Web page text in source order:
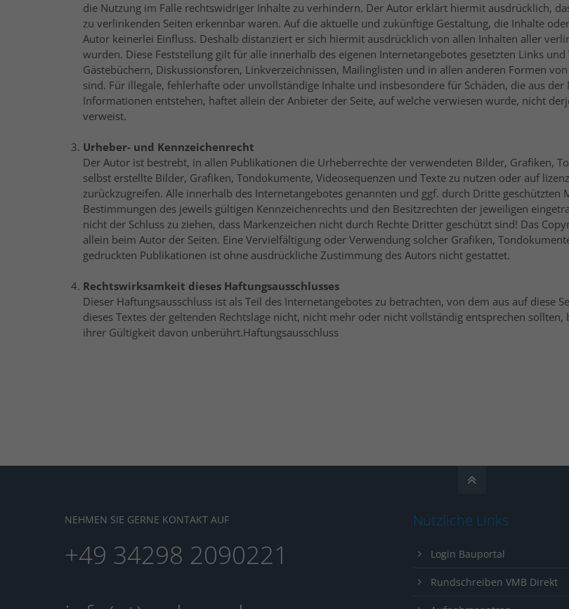
die Nutzung im Falle rechtswidriger Inhalte zu verhindern. Der Autor erklärt hiermit ausdrücklich,
zu verlinkenden Seiten erkennbar waren. Auf die aktuelle und zukünftige Gestaltung, die Inhalte
Autor keinerlei Einfluss. Deshalb distanziert er sich hiermit ausdrücklich von allen Inhalten aller
wurden. Diese Feststellung gilt für alle innerhalb des eigenen Internetangebotes gesetzten Links
Gästebüchern, Diskussionsforen, Linkverzeichnissen, Mailinglisten und in allen anderen Formen
sind. Für illegale, fehlerhafte oder unvollständige Inhalte und insbesondere für Schäden, die aus
Informationen entstehen, haftet allein der Anbieter der Seite, auf welche verwiesen wurde, nicht
verweist.
Urheber- und Kennzeichenrecht
Der Autor ist bestrebt, in allen Publikationen die Urheberrechte der verwendeten Bilder, Grafiken,
selbst erstellte Bilder, Grafiken, Tondokumente, Videosequenzen und Texte zu nutzen oder auf
zurückzugreifen. Alle innerhalb des Internetangebotes genannten und ggf. durch Dritte
Bestimmungen des jeweils gültigen Kennzeichenrechts und den Besitzrechten der jeweiligen
nicht der Schluss zu ziehen, dass Markenzeichen nicht durch Rechte Dritter geschützt sind! Das
allein beim Autor der Seiten. Eine Vervielfältigung oder Verwendung solcher Grafiken,
gedruckten Publikationen ist ohne ausdrückliche Zustimmung des Autors nicht gestattet.
Rechtswirksamkeit dieses Haftungsausschlusses
Dieser Haftungsausschluss ist als Teil des Internetangebotes zu betrachten, von dem aus auf diese
dieses Textes der geltenden Rechtslage nicht, nicht mehr oder nicht vollständig entsprechen
ihrer Gültigkeit davon unberührt.Haftungsausschluss
NEHMEN SIE GERNE KONTAKT AUF
+49 34298 2090221
Nützliche Links
Login Bauportal
Rundschreiben VMB Direkt